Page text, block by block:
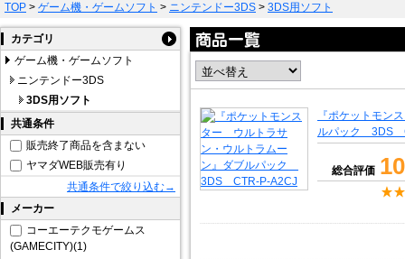
TOP > ゲーム機・ゲームソフト > ニンテンドー3DS > 3DS用ソフト
カテゴリ
ゲーム機・ゲームソフト
ニンテンドー3DS
3DS用ソフト
共通条件
販売終了商品を含まない
ヤマダWEB販売有り
共通条件で絞り込む→
メーカー
コーエーテクモゲームス
(GAMECITY)(1)
『ポケットモン
ルパック 3DS
総合評価